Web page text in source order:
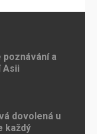
a
Asii
dovolená u
každý